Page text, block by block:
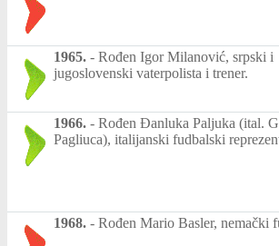
1965. - Rođen Igor Milanović, srpski i
jugoslovenski vaterpolista i trener.
1966. - Rođen Đanluka Paljuka (ital.
Pagliuca), italijanski fudbalski
1968. - Rođen Mario Basler, nemački